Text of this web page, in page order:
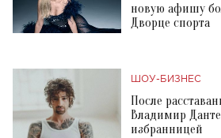
новую афишу
Дворце спорта
ШОУ-БИЗНЕС
После
Владимир
избранницей